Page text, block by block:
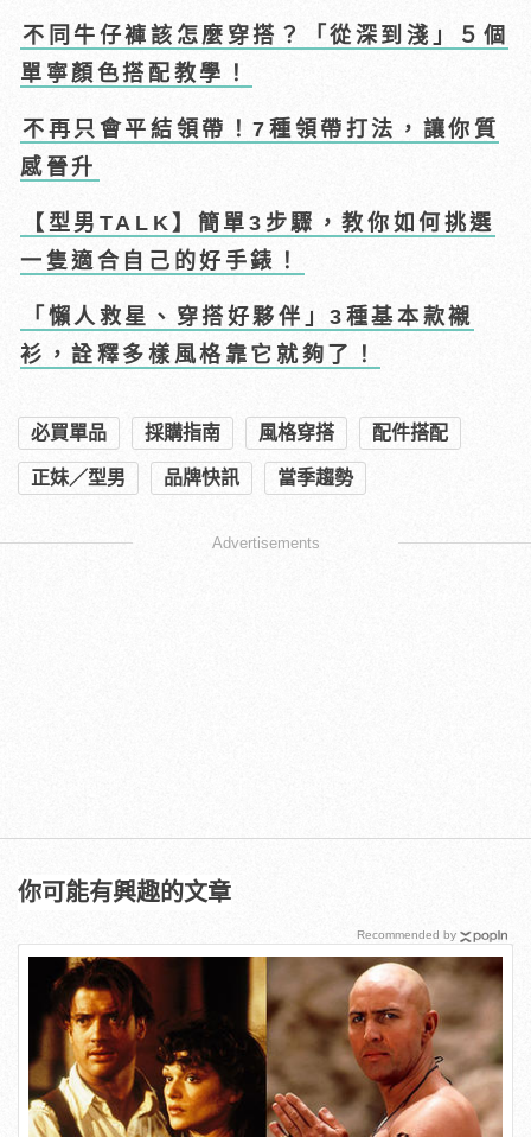
不同牛仔褲該怎麼穿搭？「從深到淺」５個
單寧顏色搭配教學！
不再只會平結領帶！7種領帶打法，讓你質
感晉升
【型男TALK】簡單3步驟，教你如何挑選
一隻適合自己的好手錶！
「懶人救星、穿搭好夥伴」3種基本款襯
衫，詮釋多樣風格靠它就夠了！
必買單品 採購指南 風格穿搭 配件搭配
正妹／型男 品牌快訊 當季趨勢
Advertisements
你可能有興趣的文章
Recommended by